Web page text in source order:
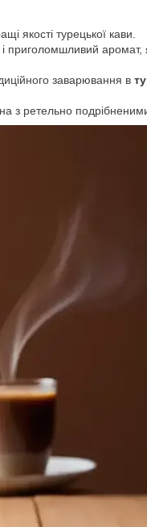
якості турецької кави.
приголомшливий аромат,
заварювання в
з ретельно